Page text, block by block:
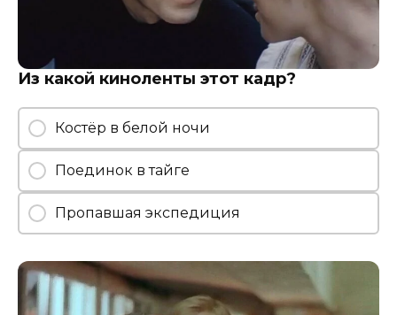
Из какой киноленты этот кадр?
Костёр в белой ночи
Поединок в тайге
Пропавшая экспедиция